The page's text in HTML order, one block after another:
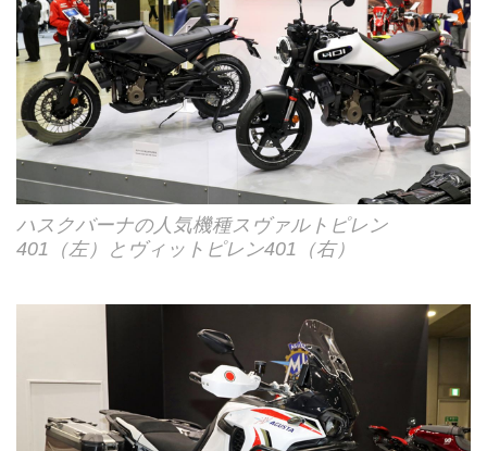
ハスクバーナの人気機種スヴァルトピレン
401（左）とヴィットピレン401（右）